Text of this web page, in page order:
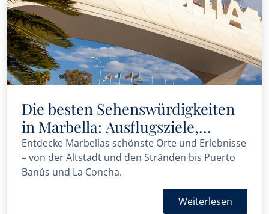
Die besten Sehenswürdigkeiten
in Marbella: Ausflugsziele,
Aktivitäten und Erlebnisse
Entdecke Marbellas schönste Orte und Erlebnisse
– von der Altstadt und den Stränden bis Puerto
Banús und La Concha.
Weiterlesen